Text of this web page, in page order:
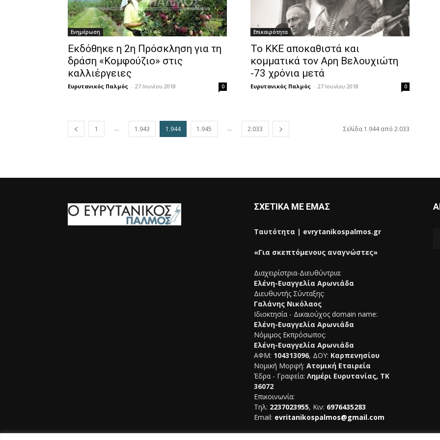
Ενημέρωση
Εκδόθηκε η 2η Πρόσκληση για τη
δράση «Κομφούζιο» στις
καλλιέργειες
Ευρυτανικός Παλμός - 27 Ιουνίου 2018 0
Επικαιρότητα
Το ΚΚΕ αποκαθιστά και
κομματικά τον Αρη Βελουχιώτη
-73 χρόνια μετά
Ευρυτανικός Παλμός - 27 Ιουνίου 2018 0
1 ... 1.943 1.944 1.945 ... 2.033 Σελίδα 1.944 από 2.033
ΣΧΕΤΙΚΑ ΜΕ ΕΜΑΣ
Ταυτότητα | evrytanikospalmos.gr
«Για σκεπτόμενους αναγνώστες»
Διαχειρίστρια-Διευθύντρια:
Ελένη-Ευαγγελία Αρωνιάδα
Διευθυντής Σύνταξης:
Γαλάνης Νικόλαος
Ιδιοκτησία - Δικαιούχος domain name:
Ελένη-Ευαγγελία Αρωνιάδα
Νόμιμος Εκπρόσωπος:
Ελένη-Ευαγγελία Αρωνιάδα
ΑΦΜ: 104313096, ΔΟΥ: Καρπενησίου
Νομική Μορφή: Ατομική Εταιρεία
Έδρα - Γραφεία: Λημέρι Ευρυτανίας, ΤΚ
36072
Επικοινωνία:
Τηλ: 2237023955, Κιν: 6976435283
Email: evritanikospalmos@gmail.com